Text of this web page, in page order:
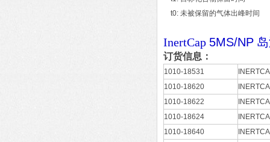
t0: 未被保留的气体出峰时间
InertCap 5MS/NP
订货信息：
1010-18531
1010-18620
1010-18622
1010-18624
1010-18640